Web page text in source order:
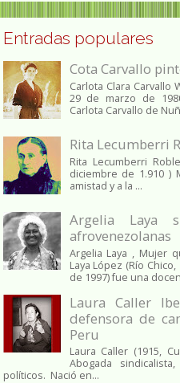
Entradas populares
Cota Carvallo
Carlota Clara Carvallo
29 de marzo de
Carlota Carvallo de
Rita Lecumberri
Rita Lecumberri
diciembre de 1.910 )
amistad y a la ...
Argelia Laya
afrovenezolanas
Argelia Laya , Mujer
Laya López (Río
de 1997) fue una
Laura Caller
defensora de
Peru
Laura Caller (1915,
Abogada
políticos. Nació en...